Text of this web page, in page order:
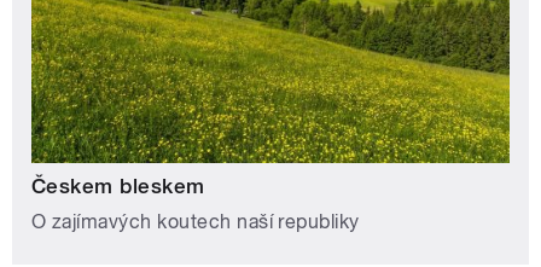
Českem bleskem
O zajímavých koutech naší republiky